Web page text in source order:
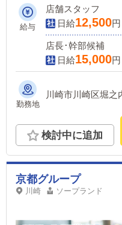
給与
店舗スタッフ
日給12,500
店長･幹部候補
日給15,000
勤務地
川崎市川崎区堀之
検討中に追加
京都グループ
川崎 ソープランド